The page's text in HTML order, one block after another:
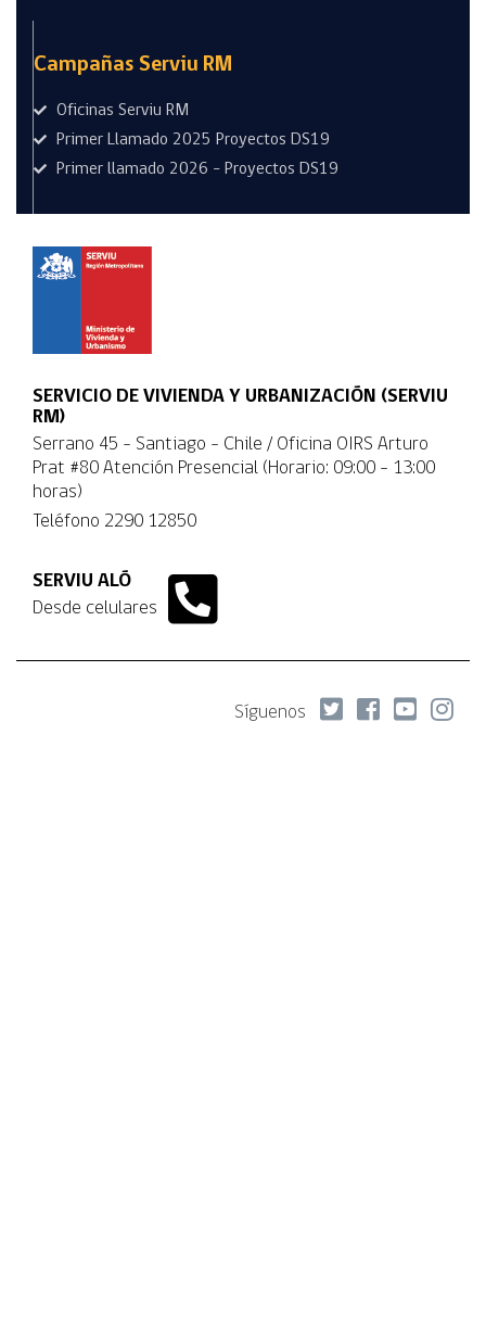
Campañas Serviu RM
Oficinas Serviu RM
Primer Llamado 2025 Proyectos DS19
Primer llamado 2026 - Proyectos DS19
SERVICIO DE VIVIENDA Y URBANIZACIÓN (SERVIU
RM)
Serrano 45 - Santiago - Chile / Oficina OIRS Arturo
Prat #80 Atención Presencial (Horario: 09:00 - 13:00
horas)
Teléfono 2290 12850
SERVIU ALÓ
Desde celulares
Síguenos